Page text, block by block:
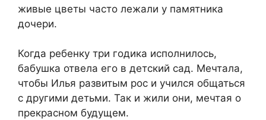
живые цветы часто лежали у памятника
дочери.
Когда ребенку три годика исполнилось,
бабушка отвела его в детский сад. Мечтала,
чтобы Илья развитым рос и учился общаться
с другими детьми. Так и жили они, мечтая о
прекрасном будущем.